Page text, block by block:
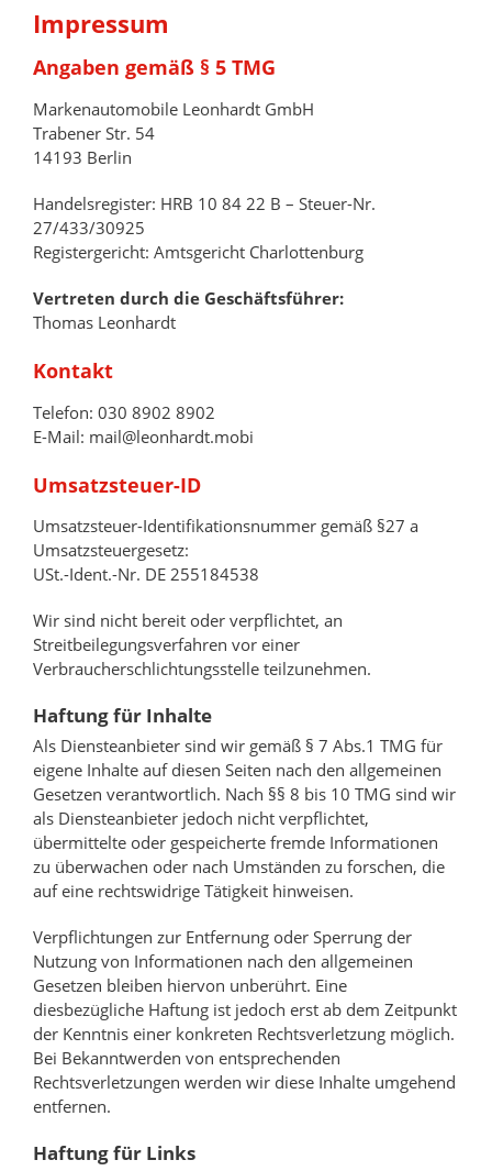
Impressum
Angaben gemäß § 5 TMG
Markenautomobile Leonhardt GmbH
Trabener Str. 54
14193 Berlin
Handelsregister: HRB 10 84 22 B – Steuer-Nr.
27/433/30925
Registergericht: Amtsgericht Charlottenburg
Vertreten durch die Geschäftsführer:
Thomas Leonhardt
Kontakt
Telefon: 030 8902 8902
E-Mail: mail@leonhardt.mobi
Umsatzsteuer-ID
Umsatzsteuer-Identifikationsnummer gemäß §27 a
Umsatzsteuergesetz:
USt.-Ident.-Nr. DE 255184538
Wir sind nicht bereit oder verpflichtet, an
Streitbeilegungsverfahren vor einer
Verbraucherschlichtungsstelle teilzunehmen.
Haftung für Inhalte
Als Diensteanbieter sind wir gemäß § 7 Abs.1 TMG für
eigene Inhalte auf diesen Seiten nach den allgemeinen
Gesetzen verantwortlich. Nach §§ 8 bis 10 TMG sind wir
als Diensteanbieter jedoch nicht verpflichtet,
übermittelte oder gespeicherte fremde Informationen
zu überwachen oder nach Umständen zu forschen, die
auf eine rechtswidrige Tätigkeit hinweisen.
Verpflichtungen zur Entfernung oder Sperrung der
Nutzung von Informationen nach den allgemeinen
Gesetzen bleiben hiervon unberührt. Eine
diesbezügliche Haftung ist jedoch erst ab dem Zeitpunkt
der Kenntnis einer konkreten Rechtsverletzung möglich.
Bei Bekanntwerden von entsprechenden
Rechtsverletzungen werden wir diese Inhalte umgehend
entfernen.
Haftung für Links